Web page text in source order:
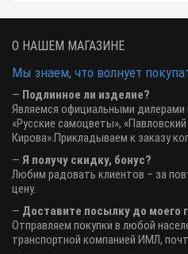
О НАШЕМ МАГАЗИНЕ
Мы знаем, что волнует
— Подлинное ли изделие?
Являемся официальными
«Русские самоцветы»,
Кирова».Прикладываем к заказу
— Я получу скидку, бонус?
Любим радовать клиентов – за
цену.
— Доставите посылку до моего
Отправляем покупки в любой
транспортной компанией ИМЛ,